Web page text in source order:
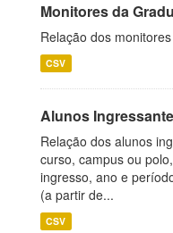
Monitores da
Relação dos
CSV
Alunos
Relação dos alunos
curso, campus ou
ingresso, ano e
(a partir de...
CSV